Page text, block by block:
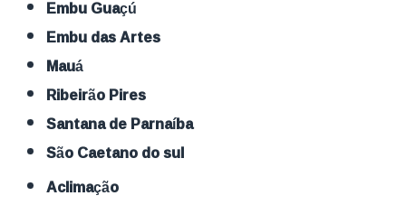
Embu Guaçú
Embu das Artes
Mauá
Ribeirão Pires
Santana de Parnaíba
São Caetano do sul
Aclimação